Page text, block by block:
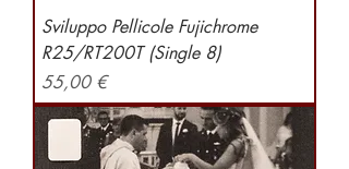
Sviluppo Pellicole Fujichrome
R25/RT200T (Single 8)
Preis
55,00 €